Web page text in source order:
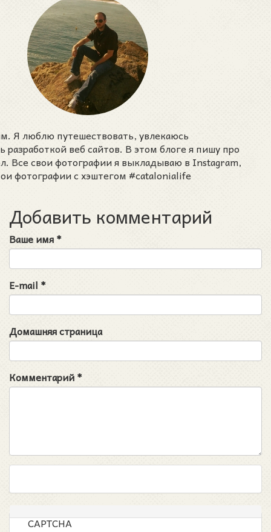
Я люблю путешествовать, увлекаюсь
веб сайтов. В этом блоге я пишу про
Все свои фотографии я выкладываю в Instagram,
фотографии с хэштегом #catalonialife
Добавить комментарий
Ваше имя*
E-mail *
Домашняя страница
Комментарий*
CAPTCHA